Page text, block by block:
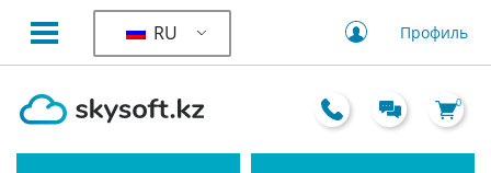
RU Профиль
0